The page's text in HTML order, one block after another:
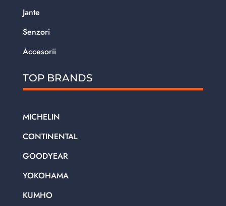
Jante
Senzori
Accesorii
TOP BRANDS
MICHELIN
CONTINENTAL
GOODYEAR
YOKOHAMA
KUMHO